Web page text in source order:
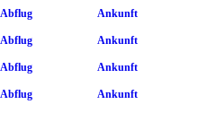
Abflug Ankunft
Abflug Ankunft
Abflug Ankunft
Abflug Ankunft